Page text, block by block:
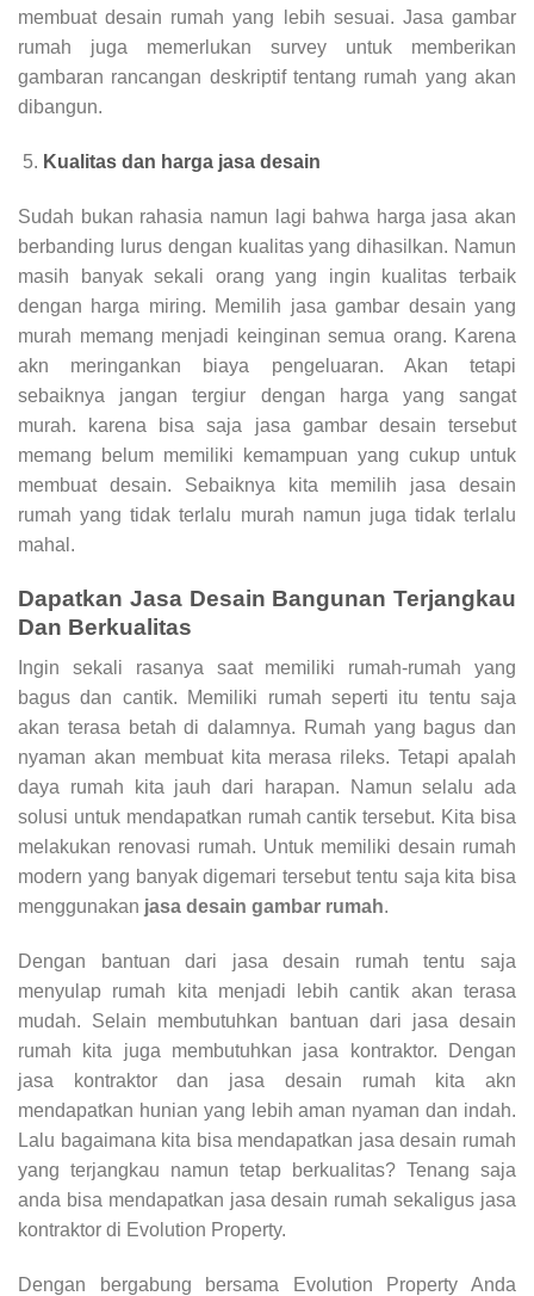
membuat desain rumah yang lebih sesuai. Jasa gambar
rumah juga memerlukan survey untuk memberikan
gambaran rancangan deskriptif tentang rumah yang akan
dibangun.
Kualitas dan harga jasa desain
Sudah bukan rahasia namun lagi bahwa harga jasa akan
berbanding lurus dengan kualitas yang dihasilkan. Namun
masih banyak sekali orang yang ingin kualitas terbaik
dengan harga miring. Memilih jasa gambar desain yang
murah memang menjadi keinginan semua orang. Karena
akn meringankan biaya pengeluaran. Akan tetapi
sebaiknya jangan tergiur dengan harga yang sangat
murah. karena bisa saja jasa gambar desain tersebut
memang belum memiliki kemampuan yang cukup untuk
membuat desain. Sebaiknya kita memilih jasa desain
rumah yang tidak terlalu murah namun juga tidak terlalu
mahal.
Dapatkan Jasa Desain Bangunan Terjangkau
Dan Berkualitas
Ingin sekali rasanya saat memiliki rumah-rumah yang
bagus dan cantik. Memiliki rumah seperti itu tentu saja
akan terasa betah di dalamnya. Rumah yang bagus dan
nyaman akan membuat kita merasa rileks. Tetapi apalah
daya rumah kita jauh dari harapan. Namun selalu ada
solusi untuk mendapatkan rumah cantik tersebut. Kita bisa
melakukan renovasi rumah. Untuk memiliki desain rumah
modern yang banyak digemari tersebut tentu saja kita bisa
menggunakan jasa desain gambar rumah.
Dengan bantuan dari jasa desain rumah tentu saja
menyulap rumah kita menjadi lebih cantik akan terasa
mudah. Selain membutuhkan bantuan dari jasa desain
rumah kita juga membutuhkan jasa kontraktor. Dengan
jasa kontraktor dan jasa desain rumah kita akn
mendapatkan hunian yang lebih aman nyaman dan indah.
Lalu bagaimana kita bisa mendapatkan jasa desain rumah
yang terjangkau namun tetap berkualitas? Tenang saja
anda bisa mendapatkan jasa desain rumah sekaligus jasa
kontraktor di Evolution Property.
Dengan bergabung bersama Evolution Property Anda